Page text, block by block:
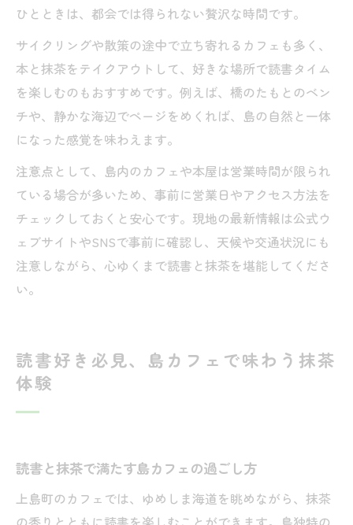
ひとときは、都会では得られない贅沢な時間です。
サイクリングや散策の途中で立ち寄れるカフェも多く、
本と抹茶をテイクアウトして、好きな場所で読書タイム
を楽しむのもおすすめです。例えば、橋のたもとのベン
チや、静かな海辺でページをめくれば、島の自然と一体
になった感覚を味わえます。
注意点として、島内のカフェや本屋は営業時間が限られ
ている場合が多いため、事前に営業日やアクセス方法を
チェックしておくと安心です。現地の最新情報は公式ウ
ェブサイトやSNSで事前に確認し、天候や交通状況にも
注意しながら、心ゆくまで読書と抹茶を堪能してくださ
い。
読書好き必見、島カフェで味わう抹茶
体験
読書と抹茶で満たす島カフェの過ごし方
上島町のカフェでは、ゆめしま海道を眺めながら、抹茶